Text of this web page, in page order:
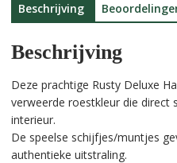
Beschrijving
Beschrijving
Deze prachtige Rusty Deluxe
verweerde roestkleur die
interieur.
De speelse schijfjes/muntjes
authentieke uitstraling.